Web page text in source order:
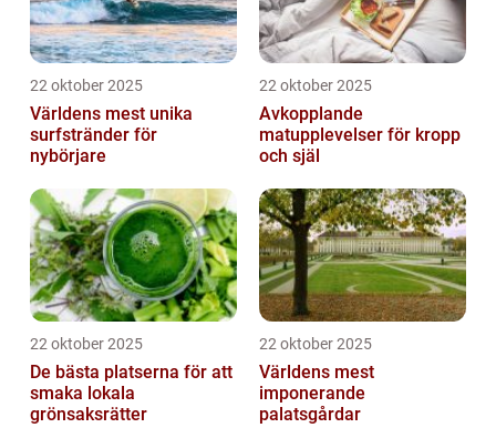
22 oktober 2025
Världens mest unika
surfstränder för
nybörjare
22 oktober 2025
Avkopplande
matupplevelser för kropp
och själ
22 oktober 2025
De bästa platserna för att
smaka lokala
grönsaksrätter
22 oktober 2025
Världens mest
imponerande
palatsgårdar